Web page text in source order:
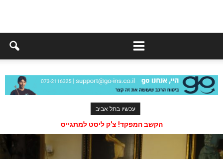
עכשיו בתל אביב
הקשב המפקד! צ'ק ליסט למתגייס